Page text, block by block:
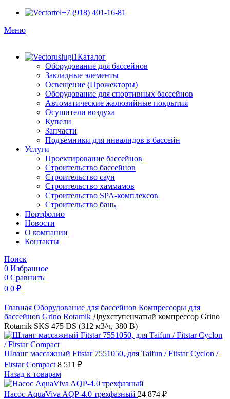
+7 (918) 401-16-81
Меню
Каталог
Оборудование для бассейнов
Закладные элементы
Освещение (Прожекторы)
Оборудование для спортивных бассейнов
Автоматические жалюзийные покрытия
Осушители воздуха
Купели
Запчасти
Подъемники для инвалидов в бассейн
Услуги
Проектирование бассейнов
Строительство бассейнов
Строительство саун
Строительство хаммамов
Строительство SPA-комплексов
Строительство бань
Портфолио
Новости
O компании
Контакты
Поиск
0 Избранное
0 Сравнить
0 0 ₽
Главная Оборудование для бассейнов Компрессоры для
бассейнов Grino Rotamik Двухступенчатый компрессор Grino
Rotamik SKS 475 DS (312 м3/ч, 380 В)
Шланг массажный Fitstar 7551050, для Taifun / Fitstar Cyclon /
Fitstar Compact 8 511 ₽
Назад к товарам
Насос AquaViva AQP-4.0 трехфазный 24 874 ₽